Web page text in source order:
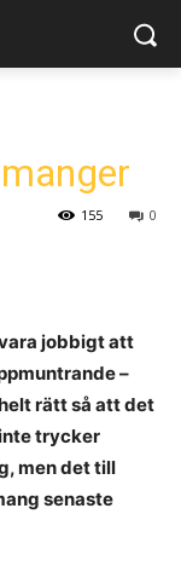
0
155
jobbigt att
–
rätt så att det
trycker
men det till
senaste